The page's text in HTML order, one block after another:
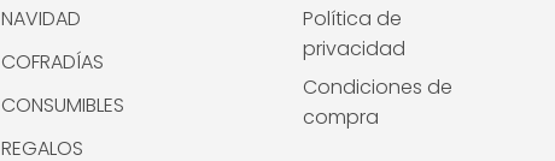
NAVIDAD
COFRADÍAS
CONSUMIBLES
REGALOS
Política de
privacidad
Condiciones de
compra